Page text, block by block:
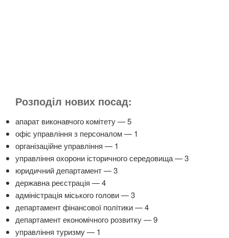
Розподіл нових посад:
апарат виконавчого комітету — 5
офіс управління з персоналом — 1
організаційне управління — 1
управління охорони історичного середовища — 3
юридичний департамент — 3
державна реєстрація — 4
адміністрація міського голови — 3
департамент фінансової політики — 4
департамент економічного розвитку — 9
управління туризму — 1